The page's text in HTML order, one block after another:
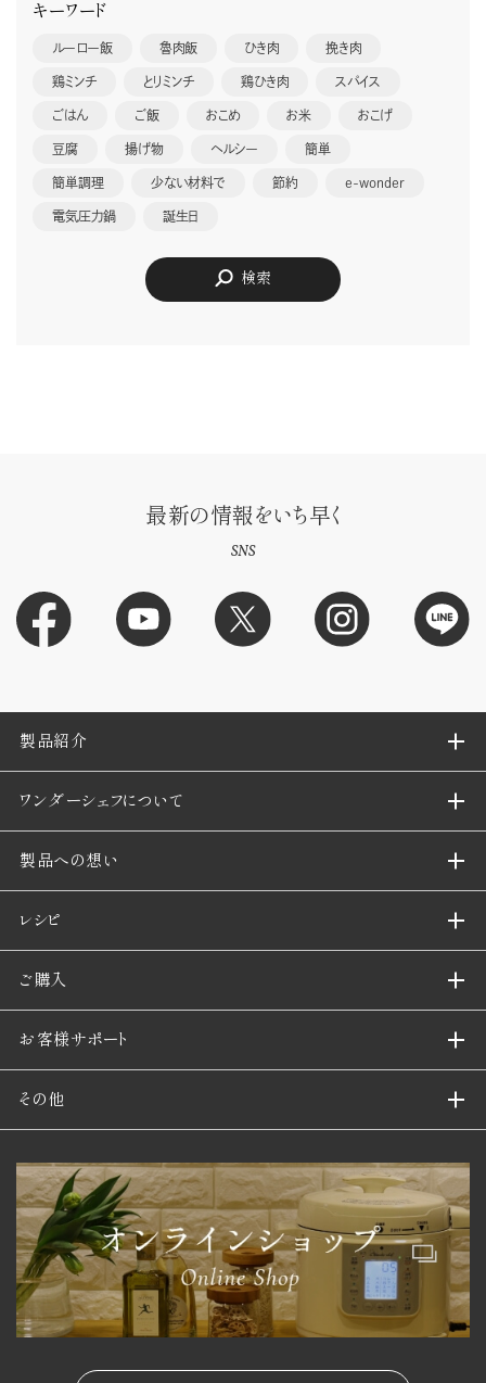
キーワード
ルーロー飯 魯肉飯 ひき肉 挽き肉
鶏ミンチ とりミンチ 鶏ひき肉 スパイス
ごはん ご飯 おこめ お米 おこげ
豆腐 揚げ物 ヘルシー 簡単
簡単調理 少ない材料で 節約 e-wonder
電気圧力鍋 誕生日
検索
最新の情報をいち早く
SNS
製品紹介
ワンダーシェフについて
製品への想い
レシピ
ご購入
お客様サポート
その他